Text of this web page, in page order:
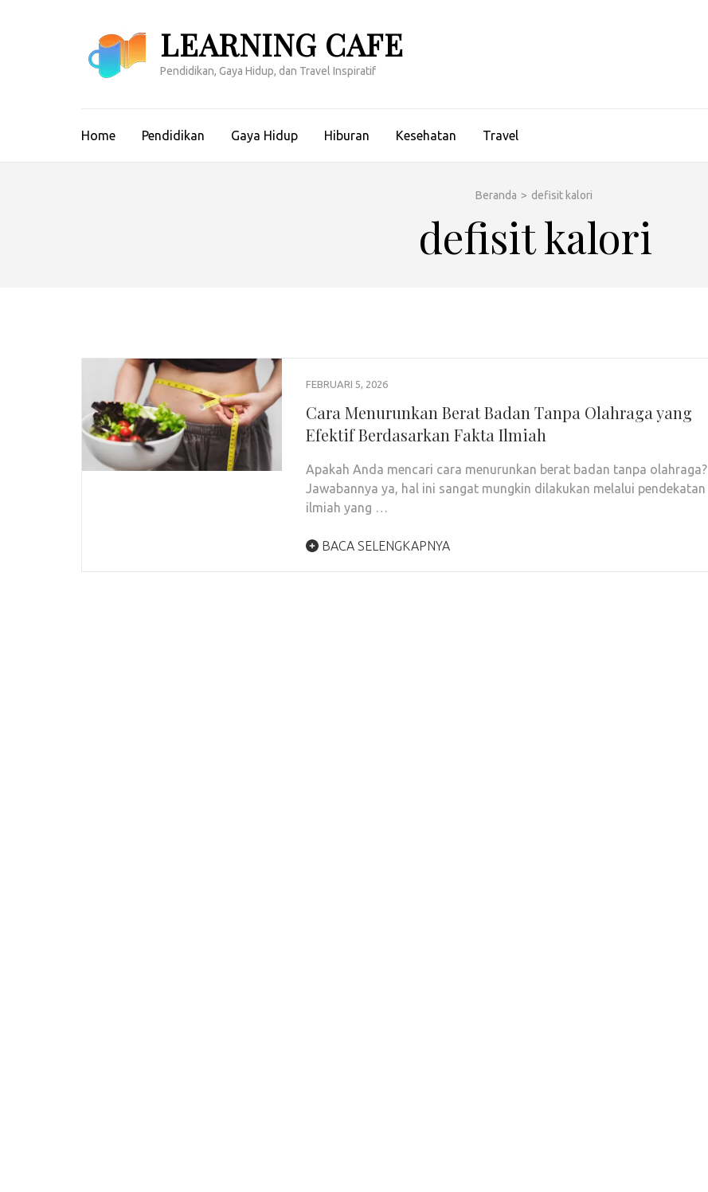
LEARNING CAFE
Pendidikan, Gaya Hidup, dan Travel Inspiratif
Home Pendidikan Gaya Hidup Hiburan Kesehatan Travel
Beranda > defisit kalori
defisit kalori
FEBRUARI 5, 2026
Cara Menurunkan Berat Badan Tanpa Olahraga yang
Efektif Berdasarkan Fakta Ilmiah
Apakah Anda mencari cara menurunkan berat badan tanpa olahraga?
Jawabannya ya, hal ini sangat mungkin dilakukan melalui pendekatan
ilmiah yang …
BACA SELENGKAPNYA